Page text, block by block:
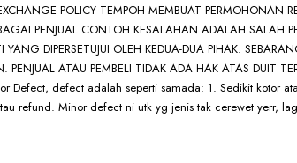
POLICY TEMPOH MEMBUAT PERMOHONAN
PENJUAL.CONTOH KESALAHAN ADALAH SALAH
DIPERSETUJUI OLEH KEDUA-DUA PIHAK.
PENJUAL ATAU PEMBELI TIDAK ADA HAK ATAS
defect adalah seperti samada: 1. Sedikit kotor
refund. Minor defect ni utk yg jenis tak cerewet yerr,